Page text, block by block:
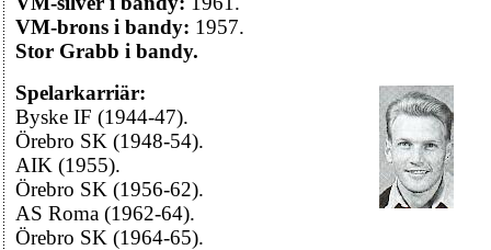
VM-brons i bandy: 1957.
Stor Grabb i bandy.
Spelarkarriär:
Byske IF (1944-47).
Örebro SK (1948-54).
AIK (1955).
Örebro SK (1956-62).
AS Roma (1962-64).
Örebro SK (1964-65).